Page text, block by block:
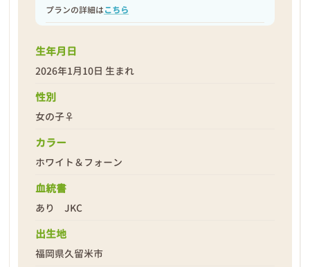
プランの詳細はこちら
生年月日
2026年1月10日 生まれ
性別
女の子♀
カラー
ホワイト＆フォーン
血統書
あり JKC
出生地
福岡県久留米市